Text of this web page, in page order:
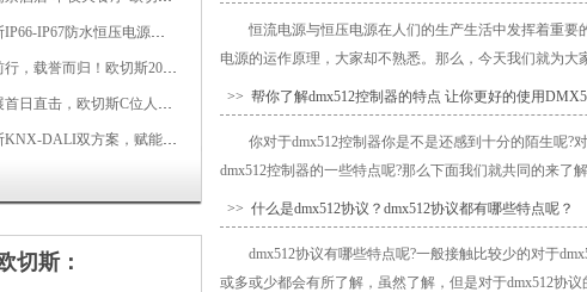
欧切斯IP66-IP67防水恒压电源，无惧风雨，智稳如一
聚力前行，载誉而归！欧切斯2026光亚展完美收官
光亚展首日直击，欧切斯C位人气爆棚-双奖加冕，实力再出圈
欧切斯KNX-DALI双方案，赋能广州有马空间日式轻奢静谧之光
切斯：
恒流电源与恒压电源在人们的生产生活中发挥着重
电源的运作原理，大家却不熟悉。那么，今天我们就为大
>> 帮你了解dmx512控制器的特点 让你更好的使用
你对于dmx512控制器你是不是还感到十分的陌生呢?
dmx512控制器的一些特点呢?那么下面我们就共同的来了
>> 什么是dmx512协议？dmx512协议都有哪些特点呢？
dmx512协议有哪些特点呢?一般接触比较少的对于
或多或少都会有所了解，虽然了解，但是对于dmx512协